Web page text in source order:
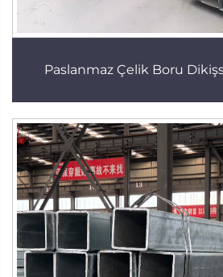
Paslanmaz Çelik Boru